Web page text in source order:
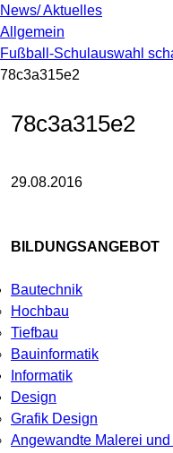
News/ Aktuelles
Allgemein
Fußball-Schulauswahl
78c3a315e2
78c3a315e2
29.08.2016
BILDUNGSANGEBOT
Bautechnik
Hochbau
Tiefbau
Bauinformatik
Informatik
Design
Grafik Design
Angewandte Malerei